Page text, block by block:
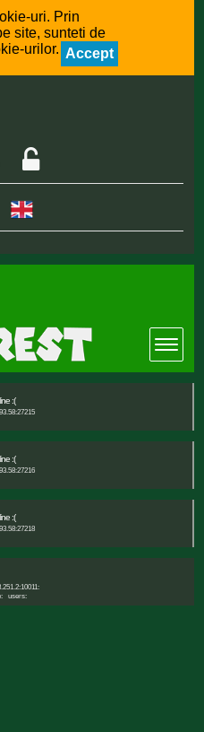
uri. Prin
site, sunteti de
urilor. Accept
:(
:(
:(
users: